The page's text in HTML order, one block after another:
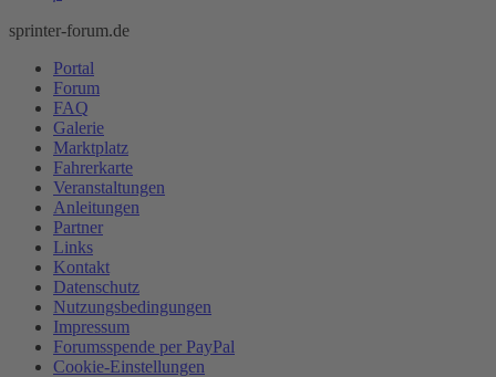
sprinter-forum.de
Portal
Forum
FAQ
Galerie
Marktplatz
Fahrerkarte
Veranstaltungen
Anleitungen
Partner
Links
Kontakt
Datenschutz
Nutzungsbedingungen
Impressum
Forumsspende per PayPal
Cookie-Einstellungen